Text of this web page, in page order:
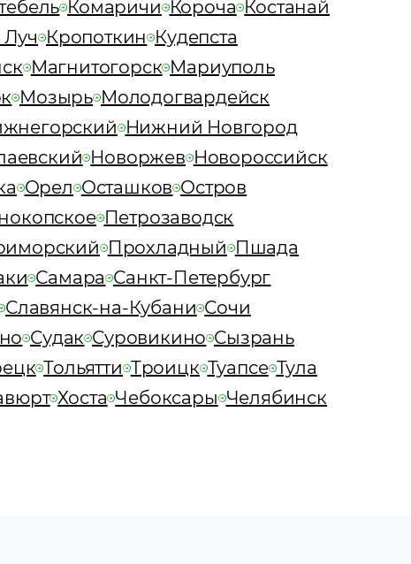
Комаричи Короча Костанай
Кропоткин Кудепста
Магнитогорск Мариуполь
Мозырь Молодогвардейск
Нижний Новгород
Новоржев Новороссийск
Орел Осташков Остров
Петрозаводск
Прохладный Пшада
Самара Санкт-Петербург
Славянск-на-Кубани Сочи
Судак Суровикино Сызрань
Тольятти Троицк Туапсе Тула
Хоста Чебоксары Челябинск